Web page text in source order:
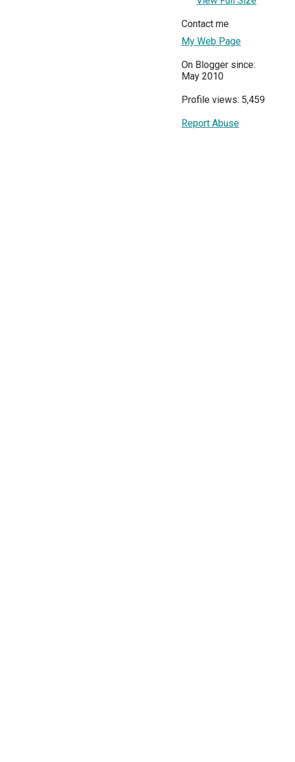
Contact me
My Web Page
On Blogger since:
May 2010
Profile views: 5,459
Report Abuse